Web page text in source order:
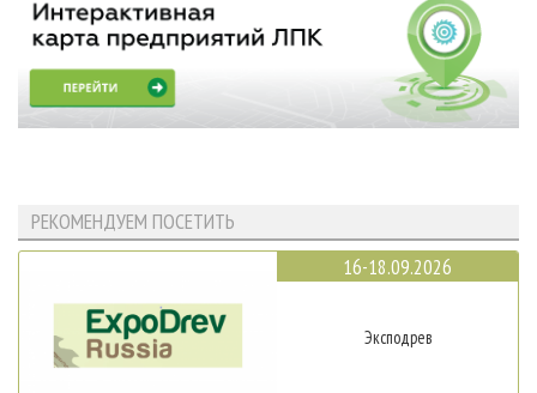
РЕКОМЕНДУЕМ ПОСЕТИТЬ
16-18.09.2026
Эксподрев